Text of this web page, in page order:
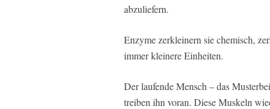
abzuliefern.
Enzyme zerkleinern sie chemisch,
immer kleinere Einheiten.
Der laufende Mensch – das
treiben ihn voran. Diese Muskeln